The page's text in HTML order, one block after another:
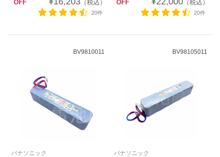
OFF （税込）
20件
OFF （税込）
20件
BV9810011
パナソニック
BV98105011
パナソニック